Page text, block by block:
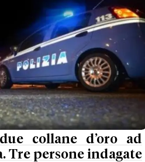
collane d’oro ad
Tre persone indagate